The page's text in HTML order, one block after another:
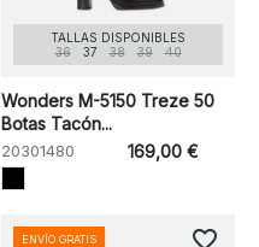
TALLAS DISPONIBLES
36
37 38 39 40
Wonders M-5150 Treze 50
Botas Tacón...
20301480 169,00 €
ENVÍO GRATIS favorite_border